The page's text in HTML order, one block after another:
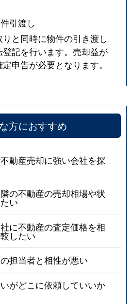
引渡し
と同時に物件の引き渡し
記を行います。売却益が
申告が必要となります。
方におすすめ
動産売却に強い会社を探
の不動産の売却相場や状
い
に不動産の査定価格を相
したい
担当者と相性が悪い
がどこに依頼していいか